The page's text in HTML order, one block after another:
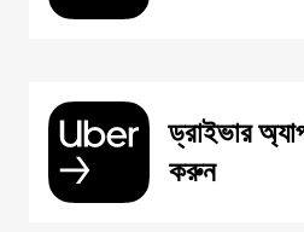
ড্রাইভার
করুন